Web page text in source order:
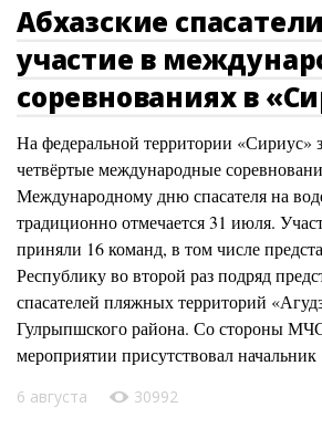
Абхазские
участие в
соревнованиях в
На федеральной территории «Сириус»
четвёртые международные
Международному дню спасателя на
традиционно отмечается 31 июля.
приняли 16 команд, в том числе
Республику во второй раз подряд
спасателей пляжных территорий
Гулрыпшского района. Со стороны
мероприятии присутствовал
6 августа 30992